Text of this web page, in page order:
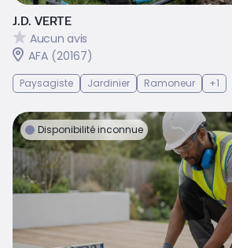
J.D. VERTE
Aucun avis
AFA (20167)
Paysagiste Jardinier Ramoneur +1
Disponibilité inconnue